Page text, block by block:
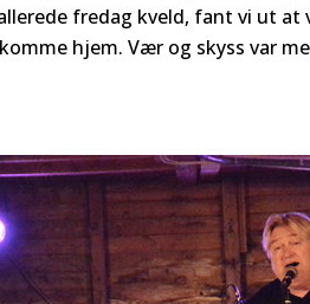
fredag kveld, fant vi ut at
hjem. Vær og skyss var